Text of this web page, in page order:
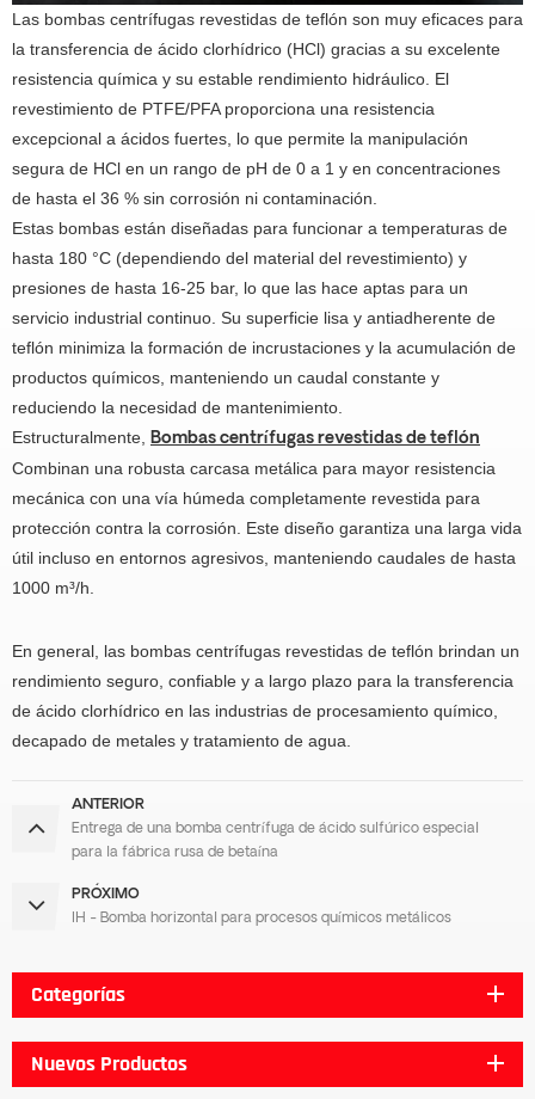
Las bombas centrífugas revestidas de teflón son muy eficaces para
la transferencia de ácido clorhídrico (HCl) gracias a su excelente
resistencia química y su estable rendimiento hidráulico. El
revestimiento de PTFE/PFA proporciona una resistencia
excepcional a ácidos fuertes, lo que permite la manipulación
segura de HCl en un rango de pH de 0 a 1 y en concentraciones
de hasta el 36 % sin corrosión ni contaminación.
Estas bombas están diseñadas para funcionar a temperaturas de
hasta 180 °C (dependiendo del material del revestimiento) y
presiones de hasta 16-25 bar, lo que las hace aptas para un
servicio industrial continuo. Su superficie lisa y antiadherente de
teflón minimiza la formación de incrustaciones y la acumulación de
productos químicos, manteniendo un caudal constante y
reduciendo la necesidad de mantenimiento.
Estructuralmente,
Bombas centrífugas revestidas de teflón
Combinan una robusta carcasa metálica para mayor resistencia
mecánica con una vía húmeda completamente revestida para
protección contra la corrosión. Este diseño garantiza una larga vida
útil incluso en entornos agresivos, manteniendo caudales de hasta
1000 m³/h.
En general, las bombas centrífugas revestidas de teflón brindan un
rendimiento seguro, confiable y a largo plazo para la transferencia
de ácido clorhídrico en las industrias de procesamiento químico,
decapado de metales y tratamiento de agua.
ANTERIOR
Entrega de una bomba centrífuga de ácido sulfúrico especial
para la fábrica rusa de betaína
PRÓXIMO
IH - Bomba horizontal para procesos químicos metálicos
Categorías
Nuevos Productos